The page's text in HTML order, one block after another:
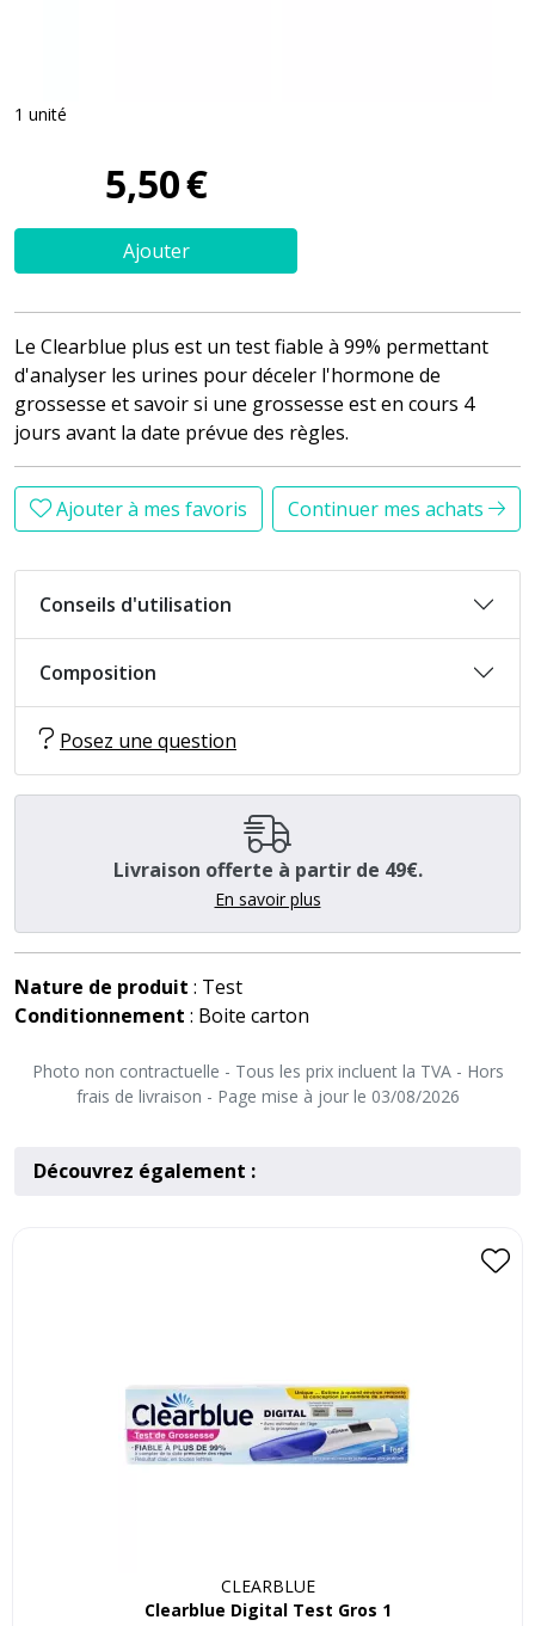
1 unité
5,50€
Ajouter
Le Clearblue plus est un test fiable à 99% permettant
d'analyser les urines pour déceler l'hormone de
grossesse et savoir si une grossesse est en cours 4
jours avant la date prévue des règles.
Ajouter à mes favoris Continuer mes achats
Conseils d'utilisation
Composition
Posez une question
Livraison offerte à partir de 49€.
En savoir plus
Nature de produit : Test
Conditionnement : Boite carton
Photo non contractuelle - Tous les prix incluent la TVA - Hors
frais de livraison - Page mise à jour le 03/08/2026
Découvrez également :
CLEARBLUE
Clearblue Digital Test Gros 1